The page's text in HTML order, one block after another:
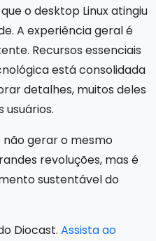
o desktop Linux atingiu
A experiência geral é
Recursos essenciais
está consolidada
detalhes, muitos deles
usuários.
não gerar o mesmo
revoluções, mas é
sustentável do
Diocast. Assista ao